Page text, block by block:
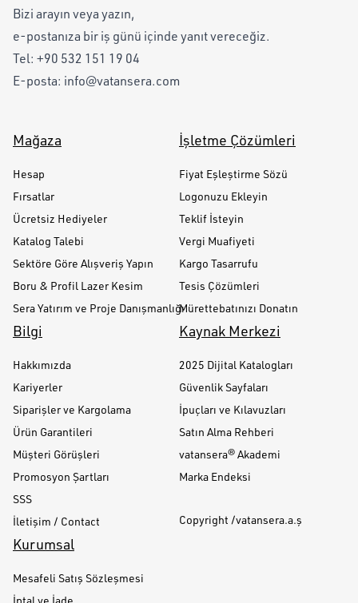
Bizi arayın veya yazın,
e-postanıza bir iş günü içinde yanıt vereceğiz.
Tel: +90 532 151 19 04
E-posta: info@vatansera.com
Mağaza
Hesap
Fırsatlar
Ücretsiz Hediyeler
Katalog Talebi
Sektöre Göre Alışveriş Yapın
Boru & Profil Lazer Kesim
Sera Yatırım ve Proje Danışmanlığı
İşletme Çözümleri
Fiyat Eşleştirme Sözü
Logonuzu Ekleyin
Teklif İsteyin
Vergi Muafiyeti
Kargo Tasarrufu
Tesis Çözümleri
Mürettebatınızı Donatın
Bilgi
Hakkımızda
Kariyerler
Siparişler ve Kargolama
Ürün Garantileri
Müşteri Görüşleri
Promosyon Şartları
SSS
İletişim / Contact
Kaynak Merkezi
2025 Dijital Katalogları
Güvenlik Sayfaları
İpuçları ve Kılavuzları
Satın Alma Rehberi
vatansera® Akademi
Marka Endeksi
Copyright /vatansera.a.ş
Kurumsal
Mesafeli Satış Sözleşmesi
İptal ve İade